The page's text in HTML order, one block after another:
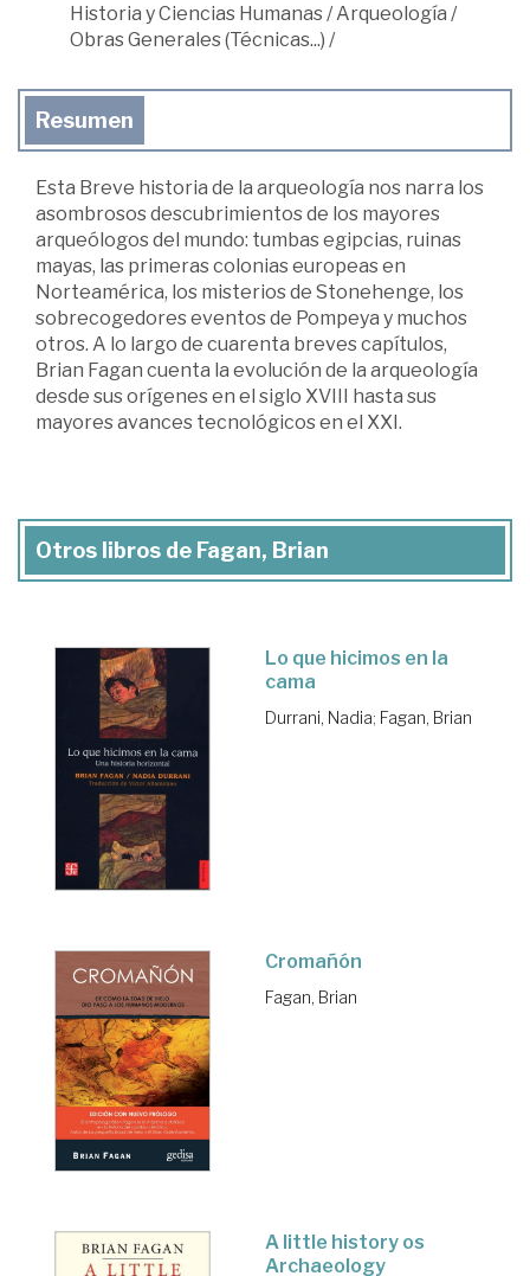
Historia y Ciencias Humanas /Arqueología /
Obras Generales (Técnicas...) /
Resumen
Esta Breve historia de la arqueología nos narra los
asombrosos descubrimientos de los mayores
arqueólogos del mundo: tumbas egipcias, ruinas
mayas, las primeras colonias europeas en
Norteamérica, los misterios de Stonehenge, los
sobrecogedores eventos de Pompeya y muchos
otros. A lo largo de cuarenta breves capítulos,
Brian Fagan cuenta la evolución de la arqueología
desde sus orígenes en el siglo XVIII hasta sus
mayores avances tecnológicos en el XXI.
Otros libros de Fagan, Brian
Lo que hicimos en la
cama
Durrani, Nadia; Fagan, Brian
Cromañón
Fagan, Brian
A little history os
Archaeology